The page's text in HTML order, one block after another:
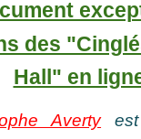
des
Hall" en
Avertyest